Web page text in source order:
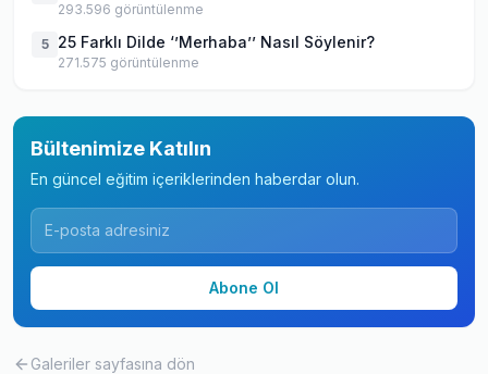
293.596 görüntülenme
5 25 Farklı Dilde ‘’Merhaba’’ Nasıl Söylenir?
271.575 görüntülenme
Bültenimize Katılın
En güncel eğitim içeriklerinden haberdar olun.
Abone Ol
Galeriler sayfasına dön